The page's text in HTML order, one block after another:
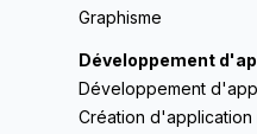
Graphisme
Développement
Développement
Création d'application